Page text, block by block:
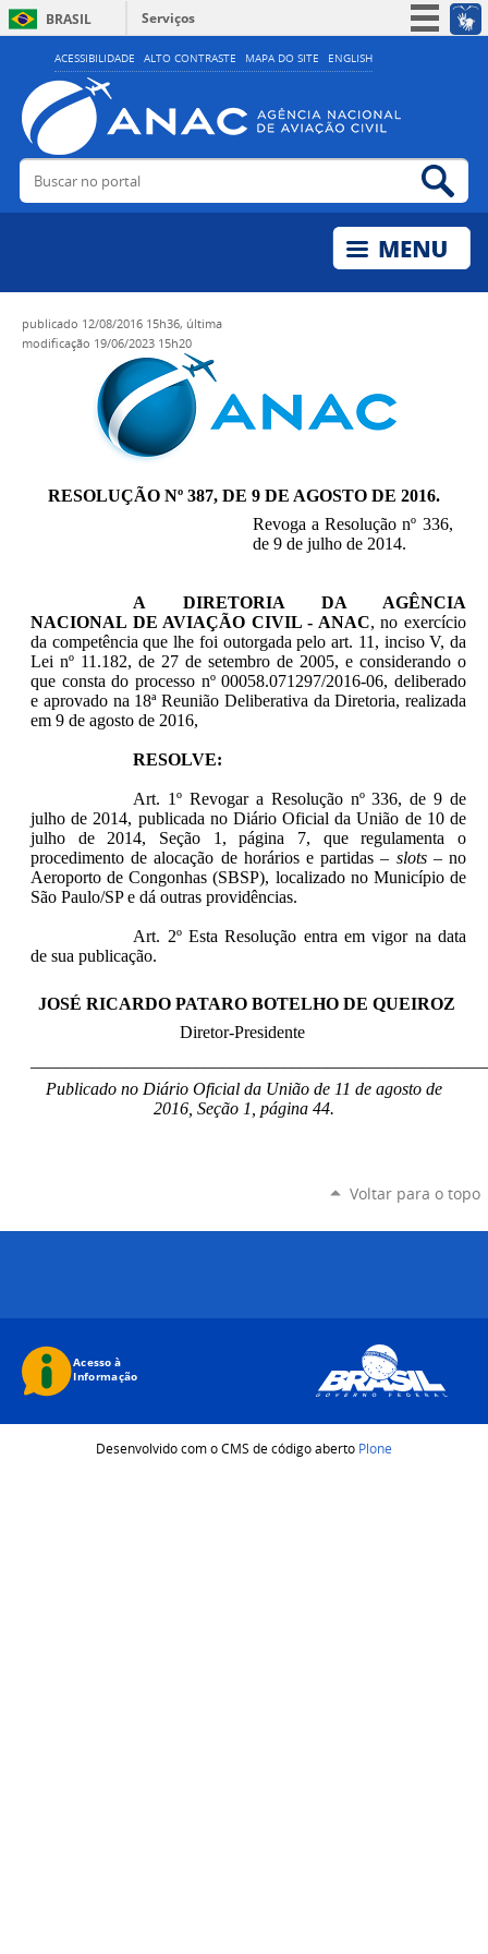
ACESSIBILIDADE ALTO CONTRASTE MAPA DO SITE ENGLISH
BRASIL
Serviços
Simplifique!
Acesso à informação
Legislação
Buscar no portal
publicado 12/08/2016 15h36, última
modificação 19/06/2023 15h20
RESOLUÇÃO Nº 387, DE 9 DE AGOSTO DE 2016.
Revoga a Resolução nº 336,
de 9 de julho de 2014.
A DIRETORIA DA AGÊNCIA
NACIONAL DE AVIAÇÃO CIVIL - ANAC, no exercício
da competência que lhe foi outorgada pelo art. 11, inciso V, da
Lei nº 11.182, de 27 de setembro de 2005, e considerando o
que consta do processo nº 00058.071297/2016-06, deliberado
e aprovado na 18ª Reunião Deliberativa da Diretoria, realizada
em 9 de agosto de 2016,
RESOLVE:
Art. 1º Revogar a Resolução nº 336, de 9 de
julho de 2014, publicada no Diário Oficial da União de 10 de
julho de 2014, Seção 1, página 7, que regulamenta o
procedimento de alocação de horários e partidas – slots– no
Aeroporto de Congonhas (SBSP), localizado no Município de
São Paulo/SP e dá outras providências.
Art. 2º Esta Resolução entra em vigor na data
de sua publicação.
JOSÉ RICARDO PATARO BOTELHO DE QUEIROZ
Diretor-Presidente
Publicado no Diário Oficial da União de 11 de agosto de
2016, Seção 1, página 44.
Voltar para o topo
Desenvolvido com o CMS de código aberto Plone